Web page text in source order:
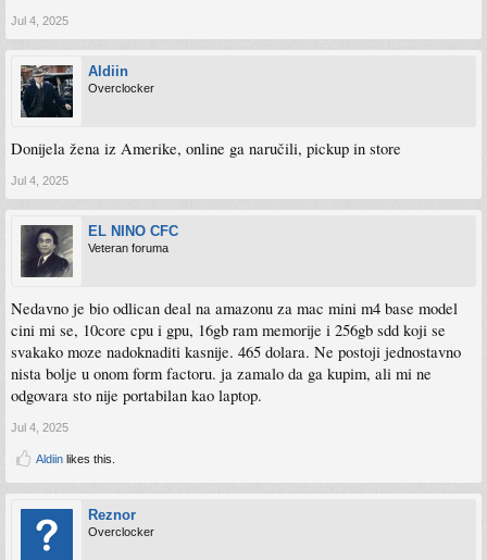
Jul 4, 2025
Aldiin
Overclocker
Donijela žena iz Amerike, online ga naručili, pickup in store
Jul 4, 2025
EL NINO CFC
Veteran foruma
Nedavno je bio odlican deal na amazonu za mac mini m4 base model
cini mi se, 10core cpu i gpu, 16gb ram memorije i 256gb sdd koji se
svakako moze nadoknaditi kasnije. 465 dolara. Ne postoji jednostavno
nista bolje u onom form factoru. ja zamalo da ga kupim, ali mi ne
odgovara sto nije portabilan kao laptop.
Jul 4, 2025
Aldiin likes this.
Reznor
Overclocker